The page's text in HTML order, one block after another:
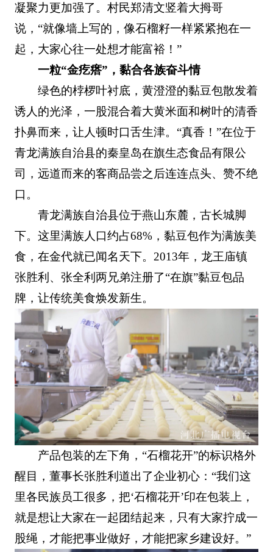
凝聚力更加强了。村民郑清文竖着大拇哥
说，“就像墙上写的，像石榴籽一样紧紧抱在一
起，大家心往一处想才能富裕！”
一粒“金疙瘩”，黏合各族奋斗情
绿色的桲椤叶衬底，黄澄澄的黏豆包散发着
诱人的光泽，一股混合着大黄米面和树叶的清香
扑鼻而来，让人顿时口舌生津。“真香！”在位于
青龙满族自治县的秦皇岛在旗生态食品有限公
司，远道而来的客商品尝之后连连点头、赞不绝
口。
青龙满族自治县位于燕山东麓，古长城脚
下。这里满族人口约占68%，黏豆包作为满族美
食，在金代就已闻名天下。2013年，龙王庙镇
张胜利、张全利两兄弟注册了“在旗”黏豆包品
牌，让传统美食焕发新生。
产品包装的左下角，“石榴花开”的标识格外
醒目，董事长张胜利道出了企业初心：“我们这
里各民族员工很多，把‘石榴花开’印在包装上，
就是想让大家在一起团结起来，只有大家拧成一
股绳，才能把事业做好，才能把家乡建设好。”